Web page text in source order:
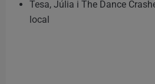
Tesa, Júlia i The Dance
local